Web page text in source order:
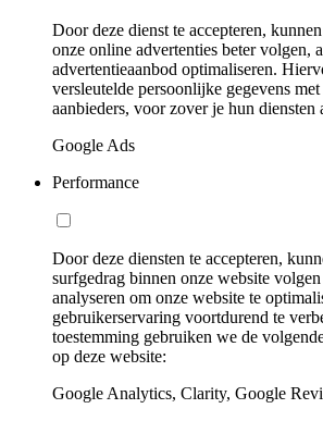
Door deze dienst te accepteren,
onze online advertenties beter volgen,
advertentieaanbod optimaliseren.
versleutelde persoonlijke gegevens
aanbieders, voor zover je hun diensten
Google Ads
Performance
Door deze diensten te accepteren,
surfgedrag binnen onze website
analyseren om onze website te
gebruikerservaring voortdurend te
toestemming gebruiken we de
op deze website:
Google Analytics, Clarity, Google